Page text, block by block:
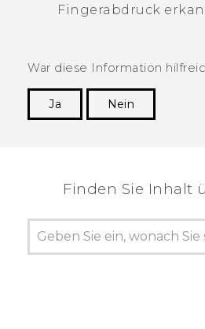
Fingerabdruck
War diese Information
Ja
Nein
Finden Sie Inhalt